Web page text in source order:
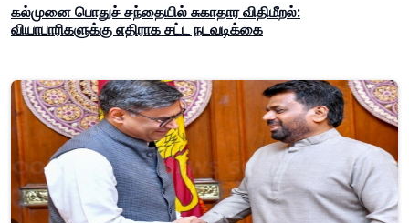
கல்முனை பொதுச் சந்தையில் சுகாதார விதிமீறல்:
வியாபாரிகளுக்கு எதிராக சட்ட நடவடிக்கை